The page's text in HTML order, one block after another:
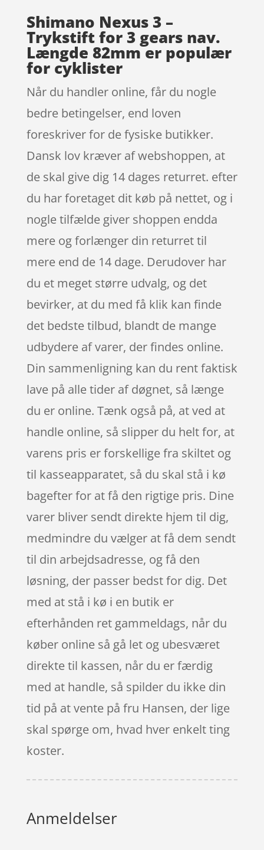
Shimano Nexus 3 –
Trykstift for 3 gears nav.
Længde 82mm er populær
for cyklister
Når du handler online, får du nogle
bedre betingelser, end loven
foreskriver for de fysiske butikker.
Dansk lov kræver af webshoppen, at
de skal give dig 14 dages returret. efter
du har foretaget dit køb på nettet, og i
nogle tilfælde giver shoppen endda
mere og forlænger din returret til
mere end de 14 dage. Derudover har
du et meget større udvalg, og det
bevirker, at du med få klik kan finde
det bedste tilbud, blandt de mange
udbydere af varer, der findes online.
Din sammenligning kan du rent faktisk
lave på alle tider af døgnet, så længe
du er online. Tænk også på, at ved at
handle online, så slipper du helt for, at
varens pris er forskellige fra skiltet og
til kasseapparatet, så du skal stå i kø
bagefter for at få den rigtige pris. Dine
varer bliver sendt direkte hjem til dig,
medmindre du vælger at få dem sendt
til din arbejdsadresse, og få den
løsning, der passer bedst for dig. Det
med at stå i kø i en butik er
efterhånden ret gammeldags, når du
køber online så gå let og ubesværet
direkte til kassen, når du er færdig
med at handle, så spilder du ikke din
tid på at vente på fru Hansen, der lige
skal spørge om, hvad hver enkelt ting
koster.
Anmeldelser